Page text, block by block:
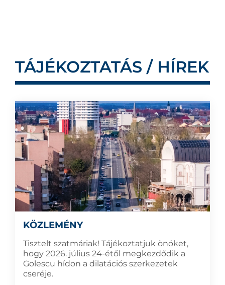
TÁJÉKOZTATÁS / HÍREK
KÖZLEMÉNY
Tisztelt szatmáriak! Tájékoztatjuk önöket,
hogy 2026. július 24-étől megkezdődik a
Golescu hídon a dilatációs szerkezetek
cseréje.